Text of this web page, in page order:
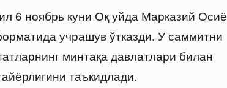
6 ноябрь куни Оқ уйда Марказий Осиё
учрашув ўтказди. У саммитни
минтақа давлатлари билан
таъкидлади.